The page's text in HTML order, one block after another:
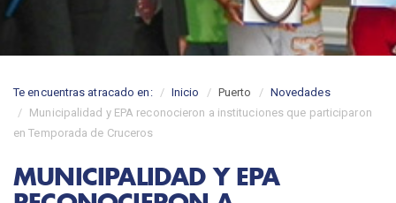
Te encuentras atracado en: Inicio Puerto
Novedades
Municipalidad y EPA reconocieron a instituciones que participaron
en Temporada de Cruceros
MUNICIPALIDAD Y EPA